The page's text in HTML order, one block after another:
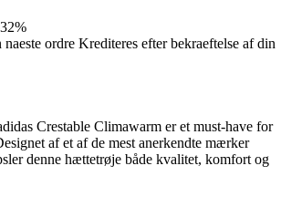
ordre Krediteres efter bekraeftelse af din
Crestable Climawarm er et must-have for
af et af de mest anerkendte mærker
denne hættetrøje både kvalitet, komfort og